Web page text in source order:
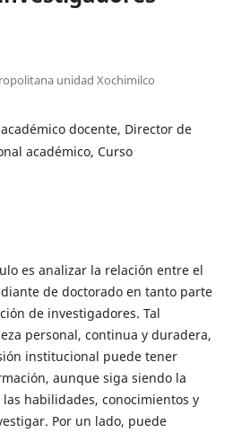
unidad Xochimilco
docente, Director de
académico, Curso
es analizar la relación entre el
de doctorado en tanto parte
de investigadores. Tal
personal, continua y duradera,
institucional puede tener
aunque siga siendo la
habilidades, conocimientos y
Por un lado, puede